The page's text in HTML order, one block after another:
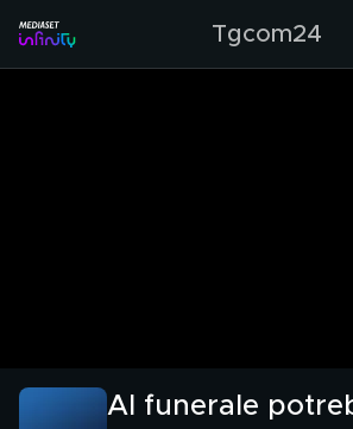
Tgcom24
Al funerale